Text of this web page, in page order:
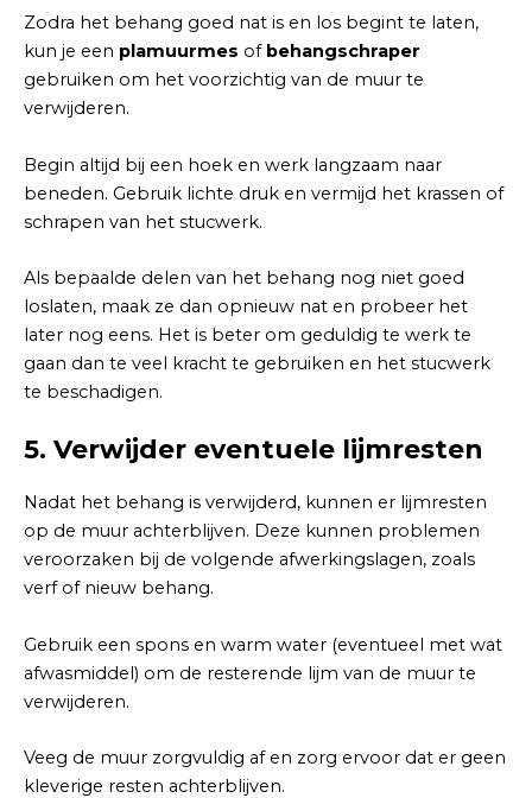
Zodra het behang goed nat is en los begint te laten,
kun je een plamuurmes of behangschraper
gebruiken om het voorzichtig van de muur te
verwijderen.
Begin altijd bij een hoek en werk langzaam naar
beneden. Gebruik lichte druk en vermijd het krassen of
schrapen van het stucwerk.
Als bepaalde delen van het behang nog niet goed
loslaten, maak ze dan opnieuw nat en probeer het
later nog eens. Het is beter om geduldig te werk te
gaan dan te veel kracht te gebruiken en het stucwerk
te beschadigen.
5. Verwijder eventuele lijmresten
Nadat het behang is verwijderd, kunnen er lijmresten
op de muur achterblijven. Deze kunnen problemen
veroorzaken bij de volgende afwerkingslagen, zoals
verf of nieuw behang.
Gebruik een spons en warm water (eventueel met wat
afwasmiddel) om de resterende lijm van de muur te
verwijderen.
Veeg de muur zorgvuldig af en zorg ervoor dat er geen
kleverige resten achterblijven.